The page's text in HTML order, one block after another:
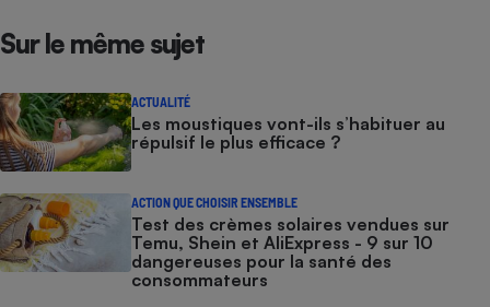
Sur le même sujet
ACTUALITÉ
Les moustiques vont-ils s’habituer au
répulsif le plus efficace ?
ACTION QUE CHOISIR ENSEMBLE
Test des crèmes solaires vendues sur
Temu, Shein et AliExpress - 9 sur 10
dangereuses pour la santé des
consommateurs